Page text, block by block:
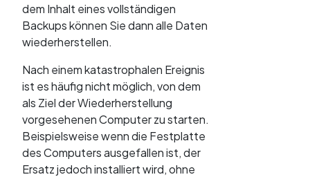
dem Inhalt eines vollständigen
Backups können Sie dann alle Daten
wiederherstellen.
Nach einem katastrophalen Ereignis
ist es häufig nicht möglich, von dem
als Ziel der Wiederherstellung
vorgesehenen Computer zu starten.
Beispielsweise wenn die Festplatte
des Computers ausgefallen ist, der
Ersatz jedoch installiert wird, ohne